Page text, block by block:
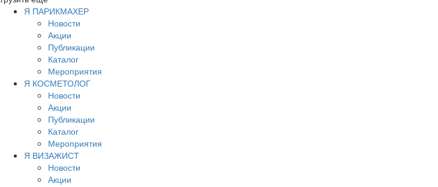
Я ПАРИКМАХЕР
Новости
Акции
Публикации
Каталог
Мероприятия
Я КОСМЕТОЛОГ
Новости
Акции
Публикации
Каталог
Мероприятия
Я ВИЗАЖИСТ
Новости
Акции